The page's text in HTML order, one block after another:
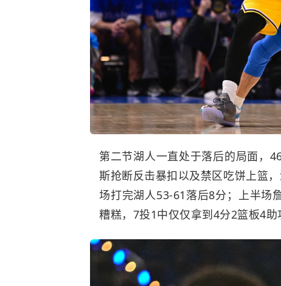
第二节湖人一直处于落后的局面，
斯抢断反击暴扣以及禁区吃饼上篮
场打完湖人53-61落后8分；上半场
糟糕，7投1中仅仅拿到4分2篮板4助